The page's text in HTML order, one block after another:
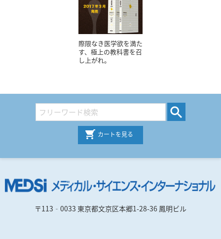
際限なき医学欲を満た
す、極上の教科書を召
し上がれ。
カートを見る
〒113‐0033 東京都文京区本郷1-28-36 鳳明ビル